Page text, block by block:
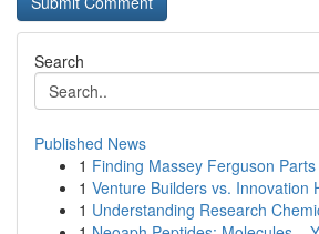
Search
Published News
1 Finding Massey Ferguson
1 Venture Builders vs. Innovation
1 Understanding Research